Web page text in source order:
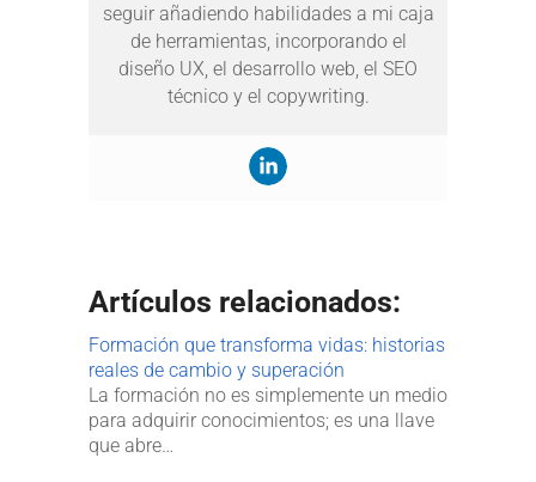
seguir añadiendo habilidades a mi caja
de herramientas, incorporando el
diseño UX, el desarrollo web, el SEO
técnico y el copywriting.
Artículos relacionados:
Formación que transforma vidas: historias
reales de cambio y superación
La formación no es simplemente un medio
para adquirir conocimientos; es una llave
que abre…